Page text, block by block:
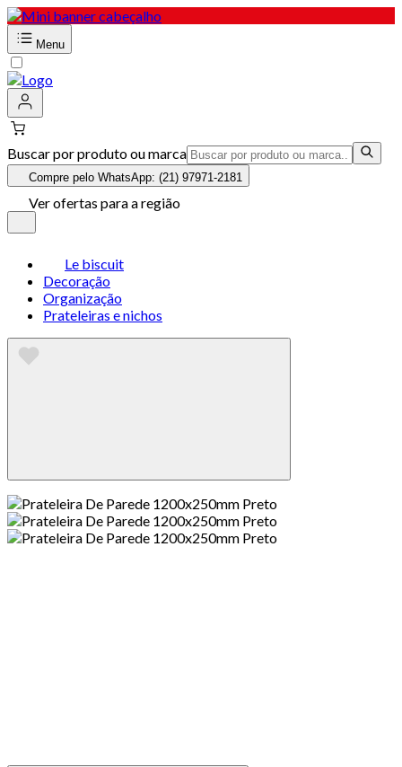
Menu
Buscar por produto ou marca
Compre pelo WhatsApp: (21) 97971-2181
Ver ofertas para a região
Le biscuit
Decoração
Organização
Prateleiras e nichos